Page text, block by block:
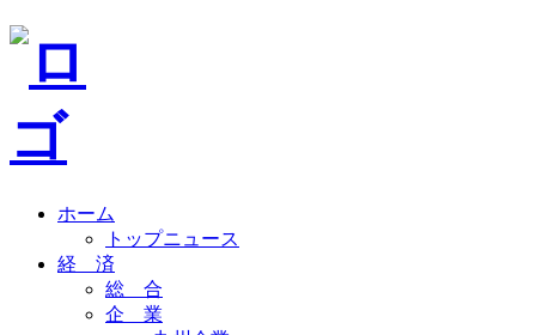
ホーム
トップニュース
経 済
総 合
企 業